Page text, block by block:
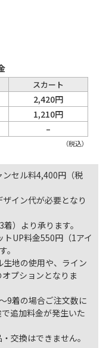
（税込）
スカート
2,420円
1,210円
–
セル料4,400円（税
イン代が必要となり
）より承ります。
UP料金550円（1アイ
。
地の使用や、ライン
プションとなりま
9着の場合ご注文数に
追加料金が発生いた
交換はできません。